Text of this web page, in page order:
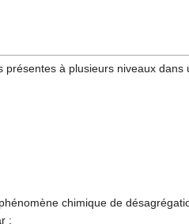
présentes à plusieurs niveaux dans
chimique de
: